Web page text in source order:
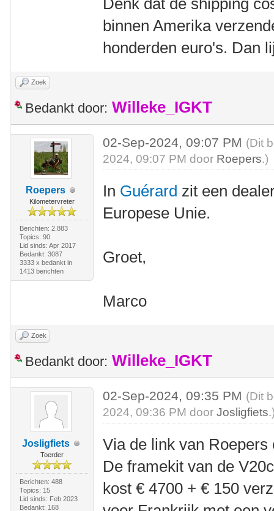
Denk dat de shipping
binnen Amerika
honderden euro's. Dan
Zoek
Bedankt door: Willeke_IGKT
Roepers
Kilometervreter
Berichten: 2.883
Topics: 90
Lid sinds: Apr 2017
Bedankt: 3087
3333 x bedankt in
1413 berichten
02-Sep-2024, 09:07 PM (Dit
2024, 09:07 PM door Roepers.)
In Guérard zit een
Europese Unie.
Groet,
Marco
Zoek
Bedankt door: Willeke_IGKT
Josligfiets
Toerder
Berichten: 488
Topics: 15
Lid sinds: Feb 2023
Bedankt: 168
02-Sep-2024, 09:35 PM (Dit
2024, 09:36 PM doorJosligfiets
Via de link van
De framekit van de
kost € 4700 + € 150